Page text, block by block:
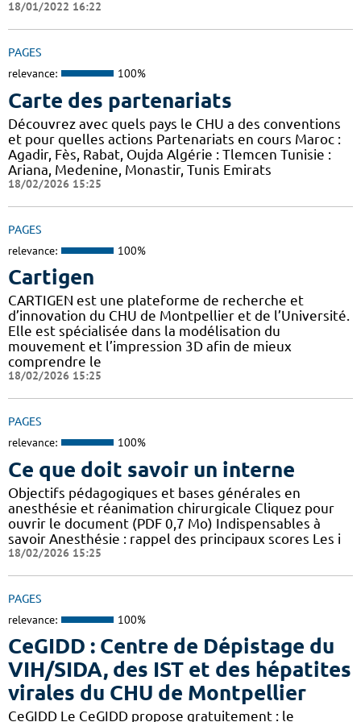
18/01/2022 16:22
PAGES
relevance: 100%
Carte des partenariats
Découvrez avec quels pays le CHU a des conventions
et pour quelles actions Partenariats en cours Maroc :
Agadir, Fès, Rabat, Oujda Algérie : Tlemcen Tunisie :
Ariana, Medenine, Monastir, Tunis Emirats
18/02/2026 15:25
PAGES
relevance: 100%
Cartigen
CARTIGEN est une plateforme de recherche et
d’innovation du CHU de Montpellier et de l’Université.
Elle est spécialisée dans la modélisation du
mouvement et l’impression 3D afin de mieux
comprendre le
18/02/2026 15:25
PAGES
relevance: 100%
Ce que doit savoir un interne
Objectifs pédagogiques et bases générales en
anesthésie et réanimation chirurgicale Cliquez pour
ouvrir le document (PDF 0,7 Mo) Indispensables à
savoir Anesthésie : rappel des principaux scores Les i
18/02/2026 15:25
PAGES
relevance: 100%
CeGIDD : Centre de Dépistage du
VIH/SIDA, des IST et des hépatites
virales du CHU de Montpellier
CeGIDD Le CeGIDD propose gratuitement : le